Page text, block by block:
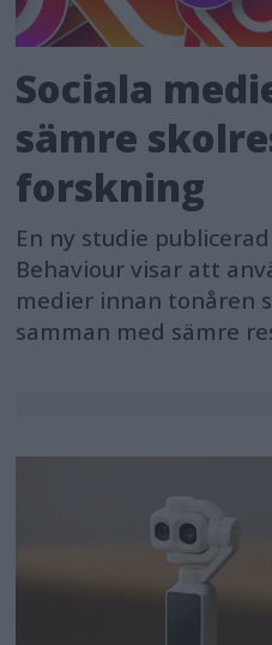
Sociala
sämre
forskning
En ny studie
Behaviour visar att
medier innan tonåren
samman med sämre